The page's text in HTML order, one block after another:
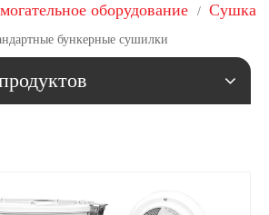
оборудование / Сушка
бункерные сушилки